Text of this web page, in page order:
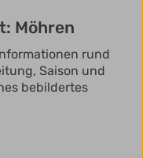
Möhren
rund
Saison und
bebildertes